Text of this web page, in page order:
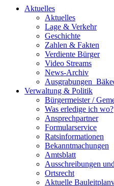
Aktuelles
Aktuelles
Lage & Verkehr
Geschichte
Zahlen & Fakten
Verdiente Bürger
Video Streams
News-Archiv
Verwaltung & Politik
Bürgermeister /
Was erledige ich wo?
Ansprechpartner
Formularservice
Ratsinformationen
Bekanntmachungen
Amtsblatt
Ausschreibungen
Ortsrecht
Aktuelle